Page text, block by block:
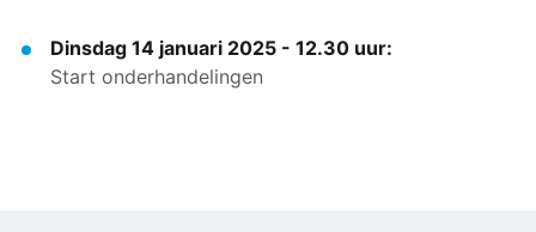
Dinsdag 14 januari 2025 - 12.30 uur:
Start onderhandelingen